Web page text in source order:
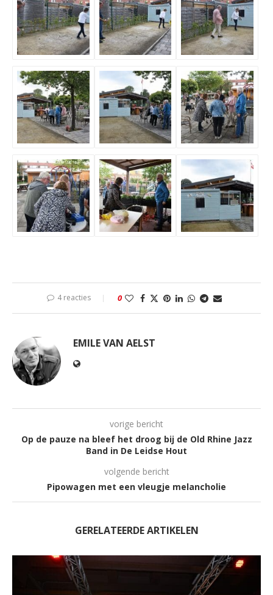
4 reacties 0
EMILE VAN AELST
vorige bericht
Op de pauze na bleef het droog bij de Old Rhine Jazz
Band in De Leidse Hout
volgende bericht
Pipowagen met een vleugje melancholie
GERELATEERDE ARTIKELEN